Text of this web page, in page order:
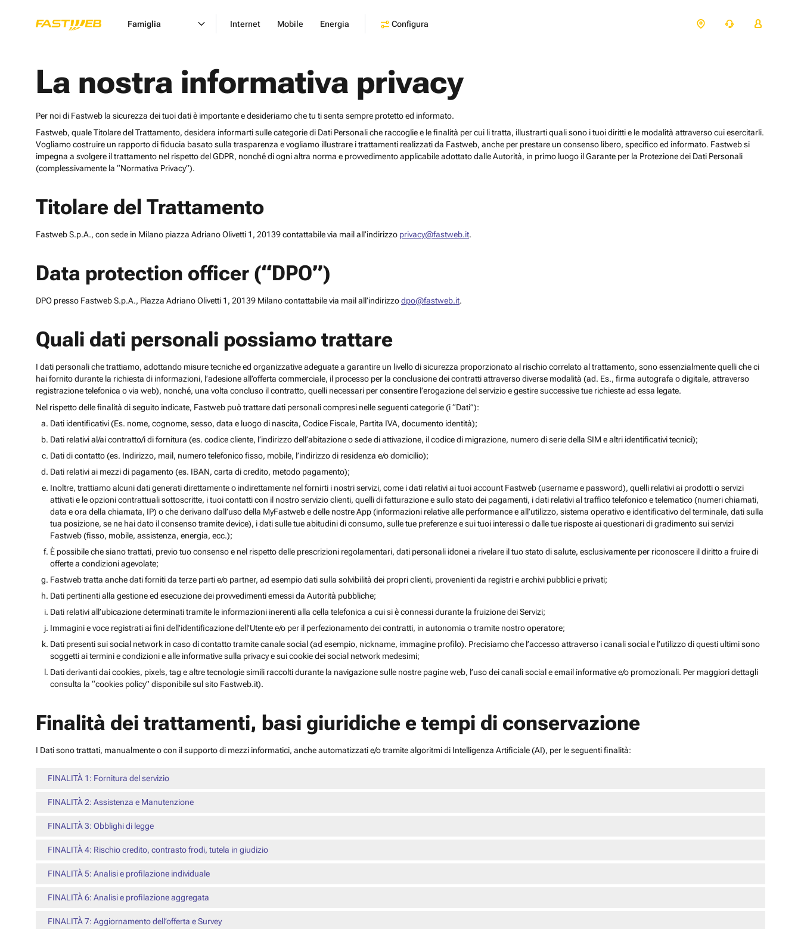
Famiglia Internet Mobile Energia Configura
La nostra informativa privacy
Per noi di Fastweb la sicurezza dei tuoi dati è importante e desideriamo che tu ti senta sempre protetto ed informato.
Fastweb, quale Titolare del Trattamento, desidera informarti sulle categorie di Dati Personali che raccoglie e le finalità per cui li tratta, illustrarti quali sono i tuoi diritti e le modalità attraverso cui esercitarli.
Vogliamo costruire un rapporto di fiducia basato sulla trasparenza e vogliamo illustrare i trattamenti realizzati da Fastweb, anche per prestare un consenso libero, specifico ed informato. Fastweb si
impegna a svolgere il trattamento nel rispetto del GDPR, nonché di ogni altra norma e provvedimento applicabile adottato dalle Autorità, in primo luogo il Garante per la Protezione dei Dati Personali
(complessivamente la “Normativa Privacy”).
Titolare del Trattamento
Fastweb S.p.A., con sede in Milano piazza Adriano Olivetti 1, 20139 contattabile via mail all’indirizzo privacy@fastweb.it.
Data protection officer (“DPO”)
DPO presso Fastweb S.p.A., Piazza Adriano Olivetti 1, 20139 Milano contattabile via mail all’indirizzodpo@fastweb.it.
Quali dati personali possiamo trattare
I dati personali che trattiamo, adottando misure tecniche ed organizzative adeguate a garantire un livello di sicurezza proporzionato al rischio correlato al trattamento, sono essenzialmente quelli che ci
hai fornito durante la richiesta di informazioni, l’adesione all’offerta commerciale, il processo per la conclusione dei contratti attraverso diverse modalità (ad. Es., firma autografa o digitale, attraverso
registrazione telefonica o via web), nonché, una volta concluso il contratto, quelli necessari per consentire l’erogazione del servizio e gestire successive tue richieste ad essa legate.
Nel rispetto delle finalità di seguito indicate, Fastweb può trattare dati personali compresi nelle seguenti categorie (i “Dati”):
Dati identificativi (Es. nome, cognome, sesso, data e luogo di nascita, Codice Fiscale, Partita IVA, documento identità);
Dati relativi al/ai contratto/i di fornitura (es. codice cliente, l’indirizzo dell’abitazione o sede di attivazione, il codice di migrazione, numero di serie della SIM e altri identificativi tecnici);
Dati di contatto (es. Indirizzo, mail, numero telefonico fisso, mobile, l’indirizzo di residenza e/o domicilio);
Dati relativi ai mezzi di pagamento (es. IBAN, carta di credito, metodo pagamento);
Inoltre, trattiamo alcuni dati generati direttamente o indirettamente nel fornirti i nostri servizi, come i dati relativi ai tuoi account Fastweb (username e password), quelli relativi ai prodotti o servizi
attivati e le opzioni contrattuali sottoscritte, i tuoi contatti con il nostro servizio clienti, quelli di fatturazione e sullo stato dei pagamenti, i dati relativi al traffico telefonico e telematico (numeri chiamati,
data e ora della chiamata, IP) o che derivano dall’uso della MyFastweb e delle nostre App (informazioni relative alle performance e all’utilizzo, sistema operativo e identificativo del terminale, dati sulla
tua posizione, se ne hai dato il consenso tramite device), i dati sulle tue abitudini di consumo, sulle tue preferenze e sui tuoi interessi o dalle tue risposte ai questionari di gradimento sui servizi
Fastweb (fisso, mobile, assistenza, energia, ecc.);
È possibile che siano trattati, previo tuo consenso e nel rispetto delle prescrizioni regolamentari, dati personali idonei a rivelare il tuo stato di salute, esclusivamente per riconoscere il diritto a fruire di
offerte a condizioni agevolate;
Fastweb tratta anche dati forniti da terze parti e/o partner, ad esempio dati sulla solvibilità dei propri clienti, provenienti da registri e archivi pubblici e privati;
Dati pertinenti alla gestione ed esecuzione dei provvedimenti emessi da Autorità pubbliche;
Dati relativi all’ubicazione determinati tramite le informazioni inerenti alla cella telefonica a cui si è connessi durante la fruizione dei Servizi;
Immagini e voce registrati ai fini dell’identificazione dell’Utente e/o per il perfezionamento dei contratti, in autonomia o tramite nostro operatore;
Dati presenti sui social network in caso di contatto tramite canale social (ad esempio, nickname, immagine profilo). Precisiamo che l’accesso attraverso i canali social e l’utilizzo di questi ultimi sono
soggetti ai termini e condizioni e alle informative sulla privacy e sui cookie dei social network medesimi;
Dati derivanti dai cookies, pixels, tag e altre tecnologie simili raccolti durante la navigazione sulle nostre pagine web, l’uso dei canali social e email informative e/o promozionali. Per maggiori dettagli
consulta la “cookies policy” disponibile sul sito Fastweb.it).
Finalità dei trattamenti, basi giuridiche e tempi di conservazione
I Dati sono trattati, manualmente o con il supporto di mezzi informatici, anche automatizzati e/o tramite algoritmi di Intelligenza Artificiale (AI), per le seguenti finalità:
FINALITÀ 1: Fornitura del servizio
FINALITÀ 2: Assistenza e Manutenzione
FINALITÀ 3: Obblighi di legge
FINALITÀ 4: Rischio credito, contrasto frodi, tutela in giudizio
FINALITÀ 5: Analisi e profilazione individuale
FINALITÀ 6: Analisi e profilazione aggregata
FINALITÀ 7: Aggiornamento dell’offerta e Survey